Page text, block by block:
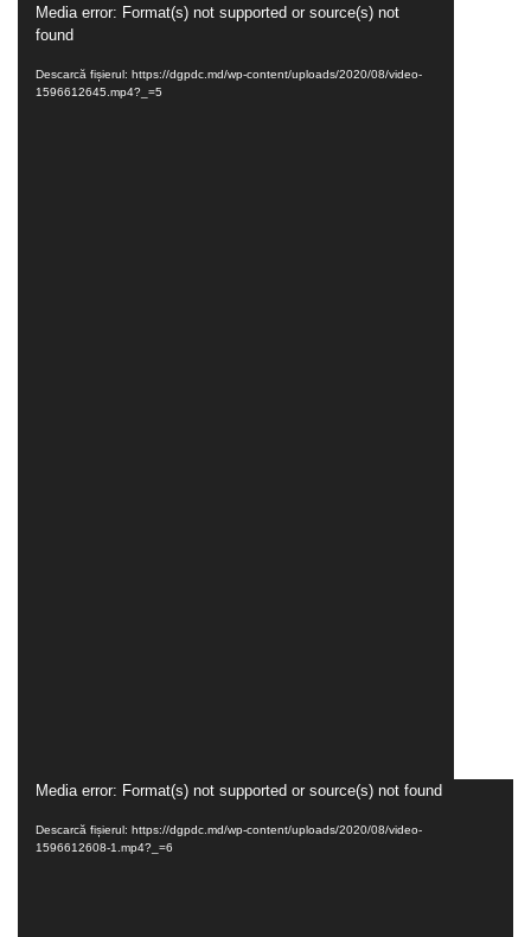
Player
video
Media error: Format(s) not supported or source(s) not
found
Descarcă fișierul: https://dgpdc.md/wp-content/uploads/2020/08/video-
1596612645.mp4?_=5
Player
video
Media error: Format(s) not supported or source(s) not found
Descarcă fișierul: https://dgpdc.md/wp-content/uploads/2020/08/video-
1596612608-1.mp4?_=6